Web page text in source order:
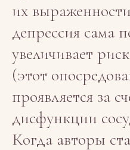
их
депрессия сама
увеличивает
(этот
проявляется за
дисфункции
Когда авторы